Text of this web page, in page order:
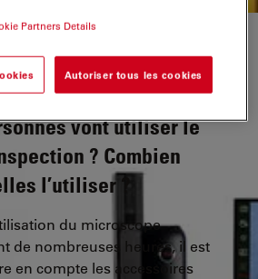
vont utiliser le
? Combien
l’utiliser ?
du microscope
de nombreuses heures, il est
en compte les accessoires
Partners Details
Autoriser tous les cookies